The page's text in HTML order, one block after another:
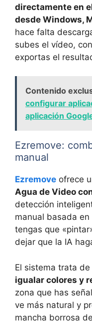
directamente en
desde Windows,
hace falta
subes el vídeo,
exportas el
Contenido
configurar
aplicación
Ezremove:
manual
Ezremove ofrece
Agua de Video
detección
manual basada
tengas que
dejar que la IA
El sistema trata de
igualar colores y
zona que has
ve más natural y
mancha borrosa